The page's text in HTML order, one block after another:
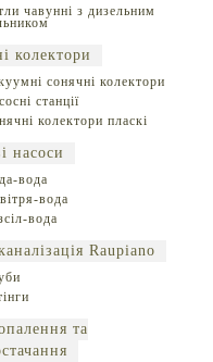
чавунні з дизельним
колектори
сонячні колектори
станції
колектори пласкі
насоси
вода
вода
вода
Raupiano
та